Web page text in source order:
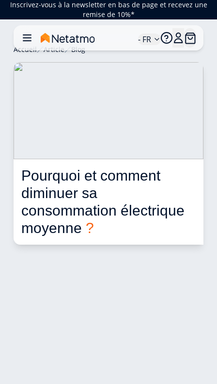
Inscrivez-vous à la newsletter en bas de page et recevez une
remise de 10%*
- FR
Accueil Article Blog
Pourquoi et comment
diminuer sa
consommation électrique
moyenne ?